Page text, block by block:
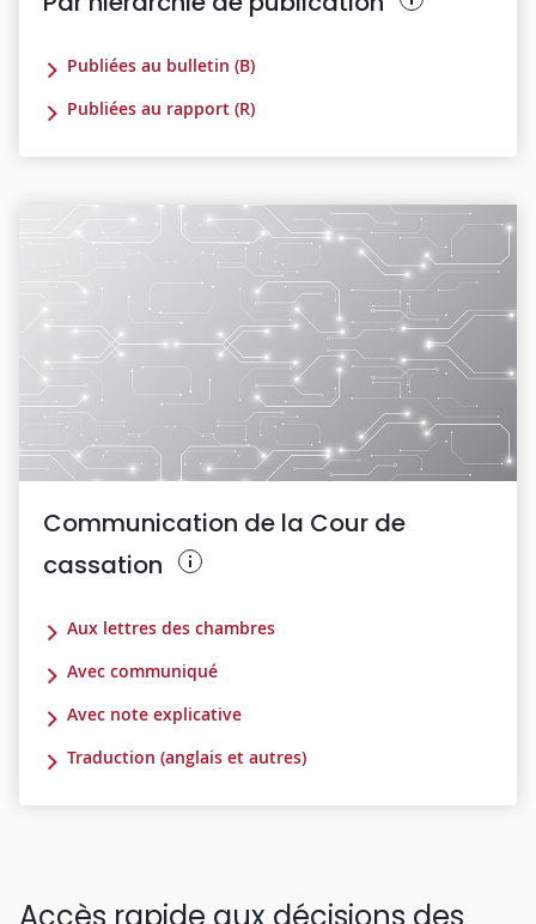
Publiées au bulletin (B)
Publiées au rapport (R)
Communication de la Cour de
cassation
Aux lettres des chambres
Avec communiqué
Avec note explicative
Traduction (anglais et autres)
Accès rapide aux décisions des